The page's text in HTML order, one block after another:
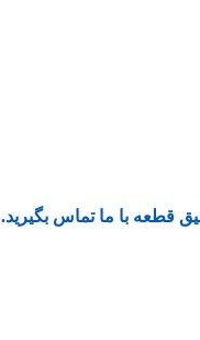
قطعه با ما تماس بگیرید.